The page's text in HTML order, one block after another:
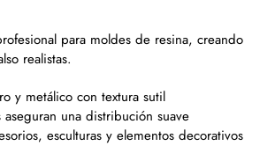
para moldes de resina, creando
realistas.
y metálico con textura sutil
aseguran una distribución suave
esculturas y elementos decorativos